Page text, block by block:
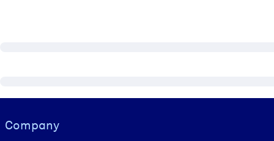
Visually hidden Text
Company